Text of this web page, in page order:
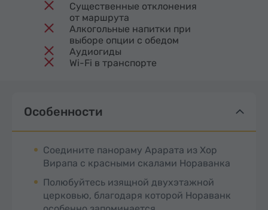
Существенные отклонения
от маршрута
Алкогольные напитки при
выборе опции с обедом
Аудиогиды
Wi-Fi в транспорте
Особенности
Соедините панораму Арарата из Хор
Вирапа с красными скалами Нораванка
Полюбуйтесь изящной двухэтажной
церковью, благодаря которой Нораванк